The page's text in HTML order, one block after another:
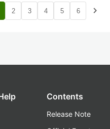
2 3 4 5 6 navigate_next
Contents
Release Note